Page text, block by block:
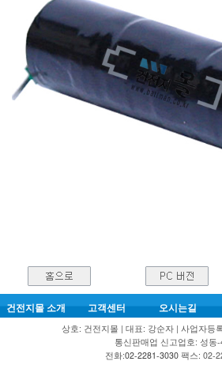
건전지몰 소개 고객센터 오시는길
상호: 건전지몰 | 대표: 강순자 | 사업자등
통신판매업 신고업호: 성동-
전화:02-2281-3030 팩스: 02-